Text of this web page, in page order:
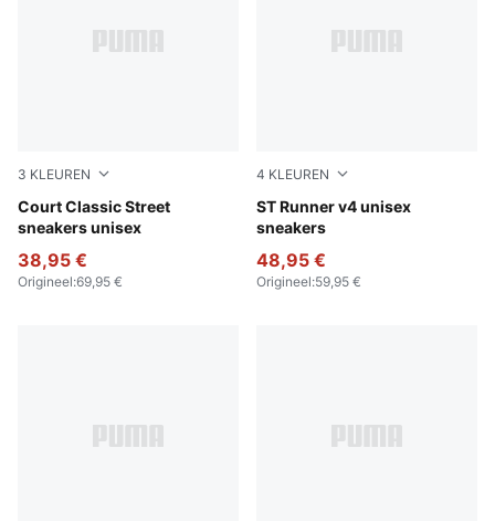
3 KLEUREN
Court Classic Street
sneakers unisex
PUMA White-Blue Jewel-Frosted Ivory
38,95 €
Origineel:69,95 €
4 KLEUREN
ST Runner v4 unisex
sneakers
PUMA Black-Shadow Gray
48,95 €
Origineel:59,95 €